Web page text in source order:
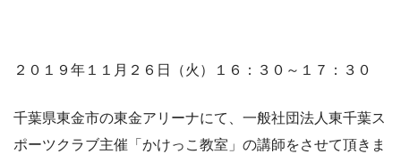
２０１９年１１月２６日（火）１６：３０～１７：３０
千葉県東金市の東金アリーナにて、一般社団法人東千葉ス
ポーツクラブ主催「かけっこ教室」の講師をさせて頂きま